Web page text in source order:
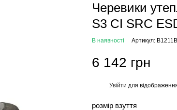
Черевики
S3 CI SRC
В наявності Артикул:
6 142 грн
Увійти для
розмір взуття